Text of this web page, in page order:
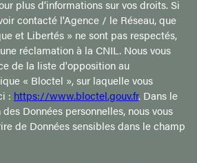
plus d’informations sur vos droits. Si
contacté l'Agence / le Réseau, que
et Libertés » ne sont pas respectés,
réclamation à la CNIL. Nous vous
de la liste d'opposition au
« Bloctel », sur laquelle vous
: https://www.bloctel.gouv.fr. Dans le
Données personnelles, nous vous
de Données sensibles dans le champ